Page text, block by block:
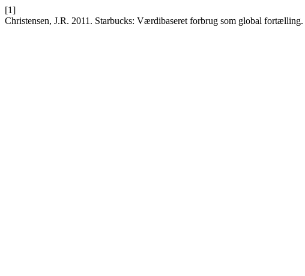
[1]
Christensen, J.R. 2011. Starbucks: Værdibaseret forbrug som global fortælling.